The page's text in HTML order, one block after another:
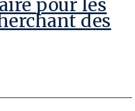
pour les
des